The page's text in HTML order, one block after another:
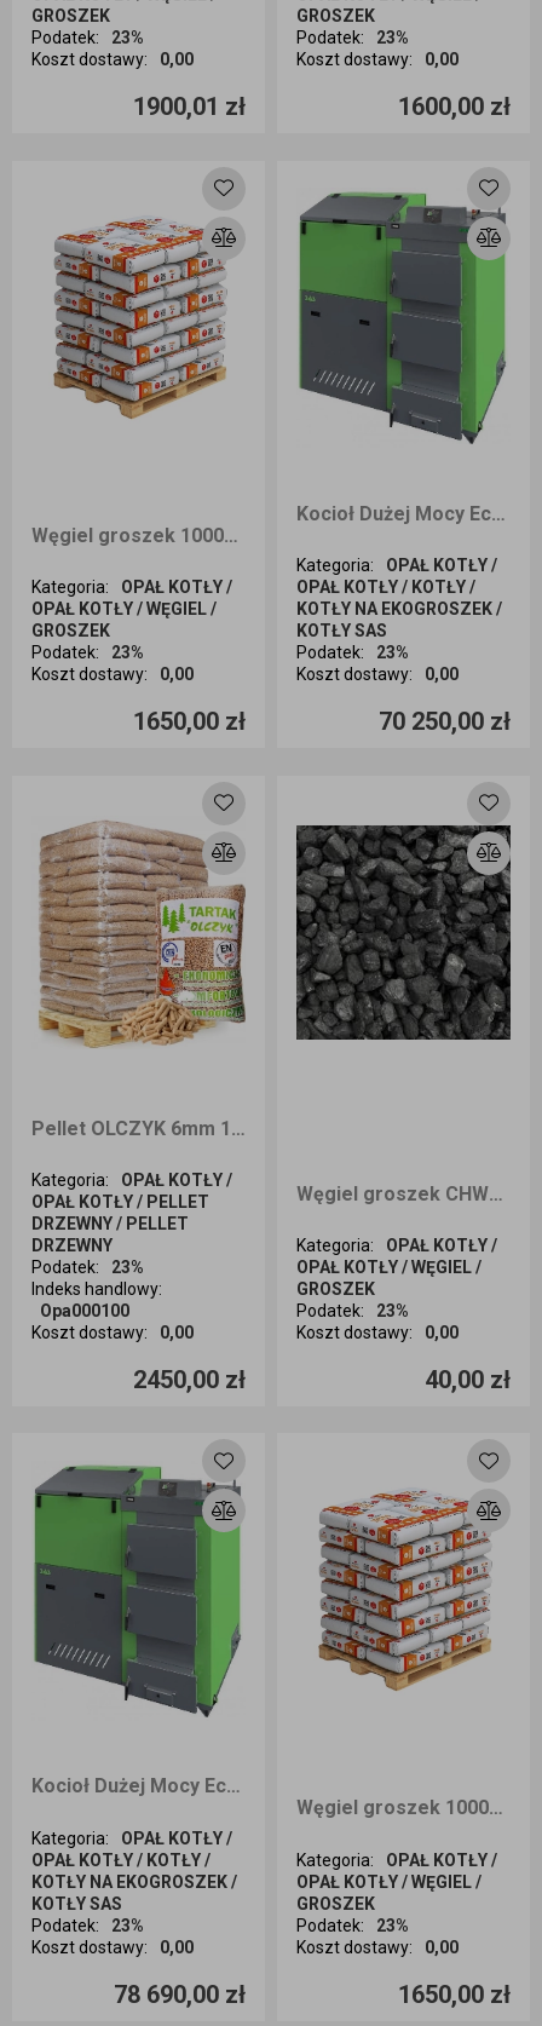
GROSZEK
Podatek:
23%
Koszt dostawy: 0,00
1900,01 zł
Ilość sztuk
GROSZEK
Podatek:
23%
Koszt dostawy: 0,00
1600,00 zł
Ilość sztuk
Węgiel groszek 1000kg SZTYGAR ULTRA dostawa Kraków i okolice
Kategoria:
OPAŁ KOTŁY /
OPAŁ KOTŁY / WĘGIEL /
GROSZEK
Podatek:
23%
Koszt dostawy: 0,00
1650,00 zł
Ilość sztuk
Kocioł Dużej Mocy EcoDesign SAS SOLID 125kW na węgiel kamienny
Kategoria:
OPAŁ KOTŁY /
OPAŁ KOTŁY / KOTŁY /
KOTŁY NA EKOGROSZEK /
KOTŁY SAS
Podatek:
23%
Koszt dostawy: 0,00
70 250,00 zł
Ilość sztuk
Pellet OLCZYK 6mm 1050kg dostawa Śląsk i okolice
Kategoria:
OPAŁ KOTŁY /
OPAŁ KOTŁY / PELLET
DRZEWNY / PELLET
DRZEWNY
Podatek:
23%
Indeks handlowy:
Opa000100
Koszt dostawy: 0,00
2450,00 zł
Ilość sztuk
Węgiel groszek CHWAŁOWICE PLUS 29 25kg ODBIÓR OSOBISTY
Kategoria:
OPAŁ KOTŁY /
OPAŁ KOTŁY / WĘGIEL /
GROSZEK
Podatek:
23%
Koszt dostawy: 0,00
40,00 zł
Ilość sztuk
Kocioł Dużej Mocy EcoDesign SAS SOLID 150kW na węgiel kamienny
Kategoria:
OPAŁ KOTŁY /
OPAŁ KOTŁY / KOTŁY /
KOTŁY NA EKOGROSZEK /
KOTŁY SAS
Podatek:
23%
Koszt dostawy: 0,00
78 690,00 zł
Ilość sztuk
Węgiel groszek 1000kg SZTYGAR ULTRA dostawa Wrocław i okolice
Kategoria:
OPAŁ KOTŁY /
OPAŁ KOTŁY / WĘGIEL /
GROSZEK
Podatek:
23%
Koszt dostawy: 0,00
1650,00 zł
Ilość sztuk